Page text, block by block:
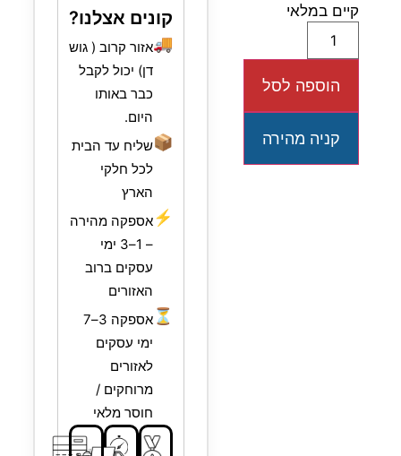
קיים במלאי
הוספה לסל
קניה מהירה
קונים אצלנו?
🚚אזור קרוב ( גוש
דן) יכול לקבל
כבר באותו
היום.
📦שליח עד הבית
לכל חלקי
הארץ
⚡אספקה מהירה
– 1–3 ימי
עסקים ברוב
האזורים
⏳
אספקה 3–7
ימי עסקים
לאזורים
מרוחקים /
חוסר מלאי